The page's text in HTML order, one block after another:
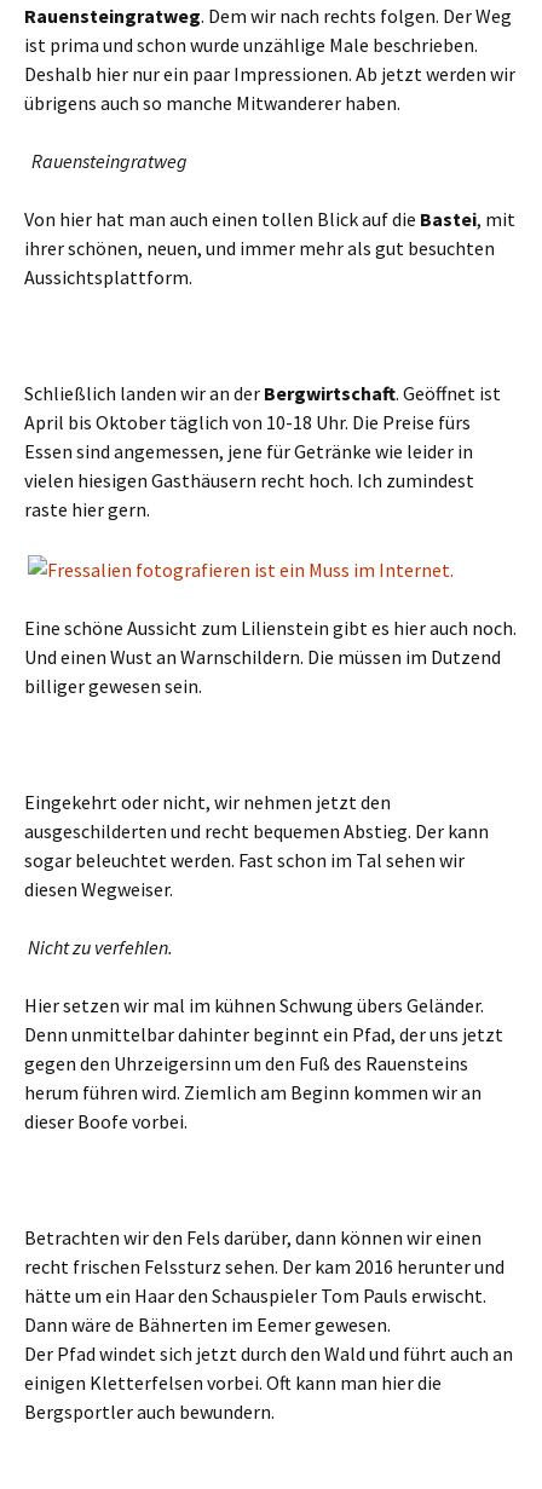
Rauensteingratweg. Dem wir nach rechts folgen. Der Weg
ist prima und schon wurde unzählige Male beschrieben.
Deshalb hier nur ein paar Impressionen. Ab jetzt werden wir
übrigens auch so manche Mitwanderer haben.
Rauensteingratweg
Von hier hat man auch einen tollen Blick auf die Bastei, mit
ihrer schönen, neuen, und immer mehr als gut besuchten
Aussichtsplattform.
Schließlich landen wir an der Bergwirtschaft. Geöffnet ist
April bis Oktober täglich von 10-18 Uhr. Die Preise fürs
Essen sind angemessen, jene für Getränke wie leider in
vielen hiesigen Gasthäusern recht hoch. Ich zumindest
raste hier gern.
Eine schöne Aussicht zum Lilienstein gibt es hier auch noch.
Und einen Wust an Warnschildern. Die müssen im Dutzend
billiger gewesen sein.
Eingekehrt oder nicht, wir nehmen jetzt den
ausgeschilderten und recht bequemen Abstieg. Der kann
sogar beleuchtet werden. Fast schon im Tal sehen wir
diesen Wegweiser.
Nicht zu verfehlen.
Hier setzen wir mal im kühnen Schwung übers Geländer.
Denn unmittelbar dahinter beginnt ein Pfad, der uns jetzt
gegen den Uhrzeigersinn um den Fuß des Rauensteins
herum führen wird. Ziemlich am Beginn kommen wir an
dieser Boofe vorbei.
Betrachten wir den Fels darüber, dann können wir einen
recht frischen Felssturz sehen. Der kam 2016 herunter und
hätte um ein Haar den Schauspieler Tom Pauls erwischt.
Dann wäre de Bähnerten im Eemer gewesen.
Der Pfad windet sich jetzt durch den Wald und führt auch an
einigen Kletterfelsen vorbei. Oft kann man hier die
Bergsportler auch bewundern.